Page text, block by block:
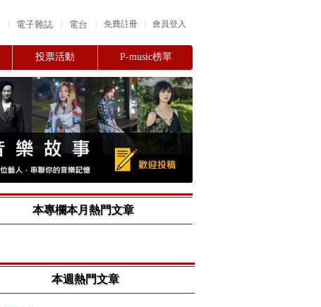
會員登入
免費註冊
電子雜誌 電台
投票活動 P-music榜單
本專欄本月熱門文章
本週熱門文章